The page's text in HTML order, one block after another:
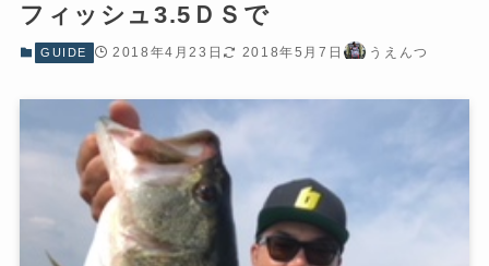
フィッシュ3.5ＤＳで
GUIDE 2018年4月23日 2018年5月7日 うえんつ